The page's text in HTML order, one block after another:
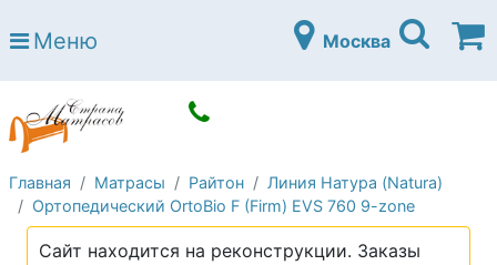
Страна матрасов
Open submenu (Матрасы)
Open submenu (Кровати)
Кровати
Open submenu (Аксессуары)
Open submenu (Диваны)
Диваны
Open submenu (Постельное белье)
Постельное белье
Меню Москва
Главная Матрасы Райтон
Линия Натура (Natura)
Ортопедический OrtoBio F (Firm) EVS 760 9-zone
Сайт находится на реконструкции. Заказы